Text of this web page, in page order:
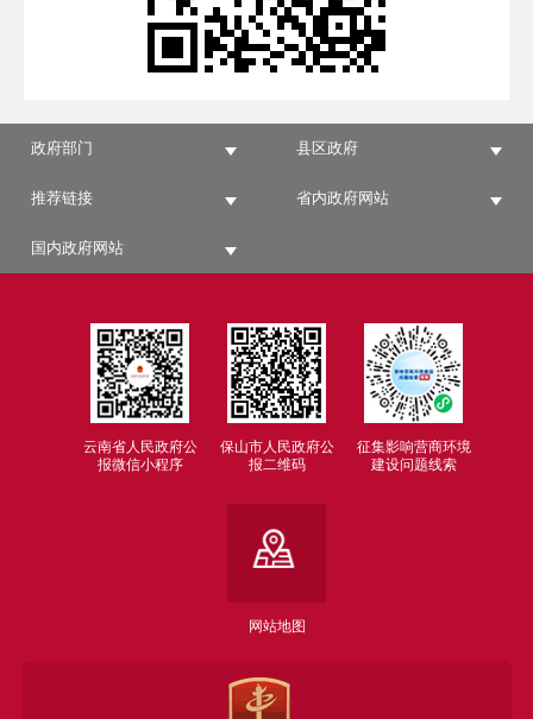
政府部门 县区政府
推荐链接 省内政府网站
国内政府网站
云南省人民政府公
报微信小程序
保山市人民政府公
报二维码
征集影响营商环境
建设问题线索
网站地图